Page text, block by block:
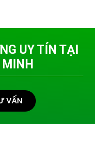
UY TÍN TẠI
VẤN